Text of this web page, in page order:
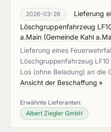
2026-03-26
Lieferung
Löschgruppenfahrzeug
a.Main (Gemeinde Kahl
Lieferung eines
Löschgruppenfahrzeug
Los (ohne Beladung) an die
Ansicht der Beschaffung »
Erwähnte Lieferanten:
Albert Ziegler GmbH